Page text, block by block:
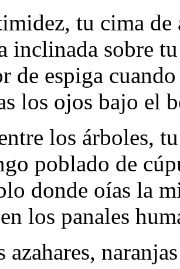
tu cima de
inclinada sobre
de espiga
los ojos bajo el
los árboles,
poblado de
donde oías la
los panales
azahares,